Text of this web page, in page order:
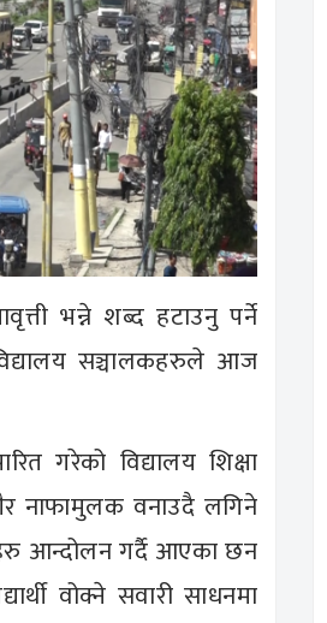
भन्ने शब्द हटाउनु पर्ने
सञ्चालकहरुले आज
गरेको विद्यालय शिक्षा
गैर नाफामुलक वनाउदै लगिने
आन्दोलन गर्दै आएका छन
वोक्ने सवारी साधनमा